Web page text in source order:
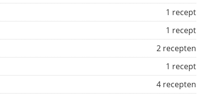
1 recept
1 recept
2 recepten
1 recept
4 recepten